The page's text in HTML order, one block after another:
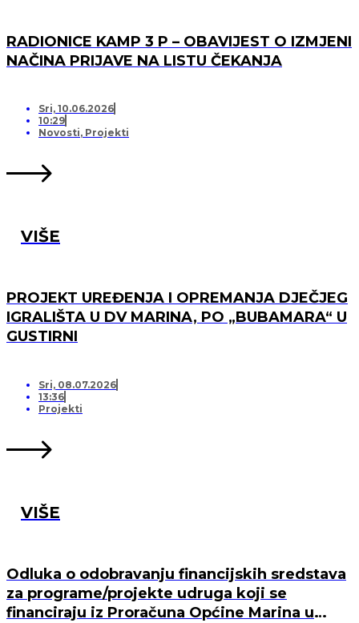
RADIONICE KAMP 3 P – OBAVIJEST O IZMJENI
NAČINA PRIJAVE NA LISTU ČEKANJA
Sri, 10.06.2026
10:29
Novosti, Projekti
VIŠE
PROJEKT UREĐENJA I OPREMANJA DJEČJEG
IGRALIŠTA U DV MARINA, PO „BUBAMARA“ U
GUSTIRNI
Sri, 08.07.2026
13:36
Projekti
VIŠE
Odluka o odobravanju financijskih sredstava
za programe/projekte udruga koji se
financiraju iz Proračuna Općine Marina u